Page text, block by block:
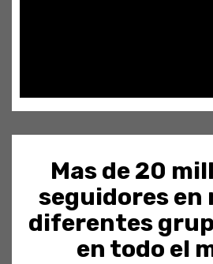
Mas de 20
seguidores
diferentes
en todo el